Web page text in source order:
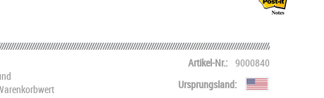
Artikel-Nr.: 9000840
Ursprungsland: